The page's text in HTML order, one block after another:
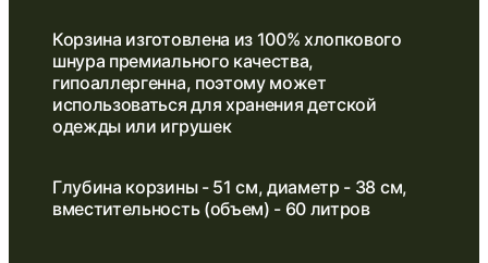
Корзина изготовлена из 100% хлопкового
шнура премиального качества,
гипоаллергенна, поэтому может
использоваться для хранения детской
одежды или игрушек
Глубина корзины - 51 см, диаметр - 38 см,
вместительность (объем) - 60 литров